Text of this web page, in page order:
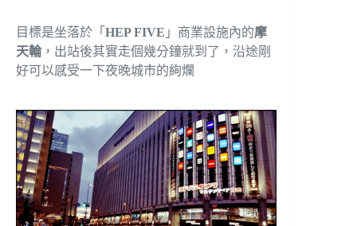
目標是坐落於「 HEP FIVE 」商業設施內的摩
天輪 ，出站後其實走個幾分鐘就到了，沿途剛
好可以感受一下夜晚城市的絢爛